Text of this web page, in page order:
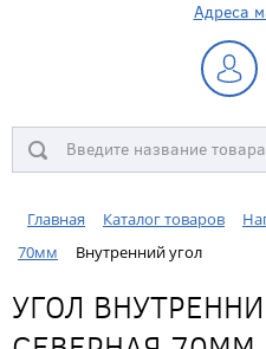
Адреса
Главная Каталог товаров
70мм
Внутренний угол
УГОЛ